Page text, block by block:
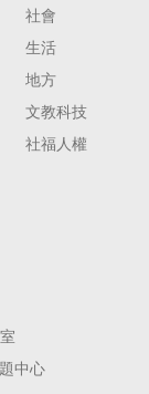
社會
生活
地方
文教科技
社福人權
中心